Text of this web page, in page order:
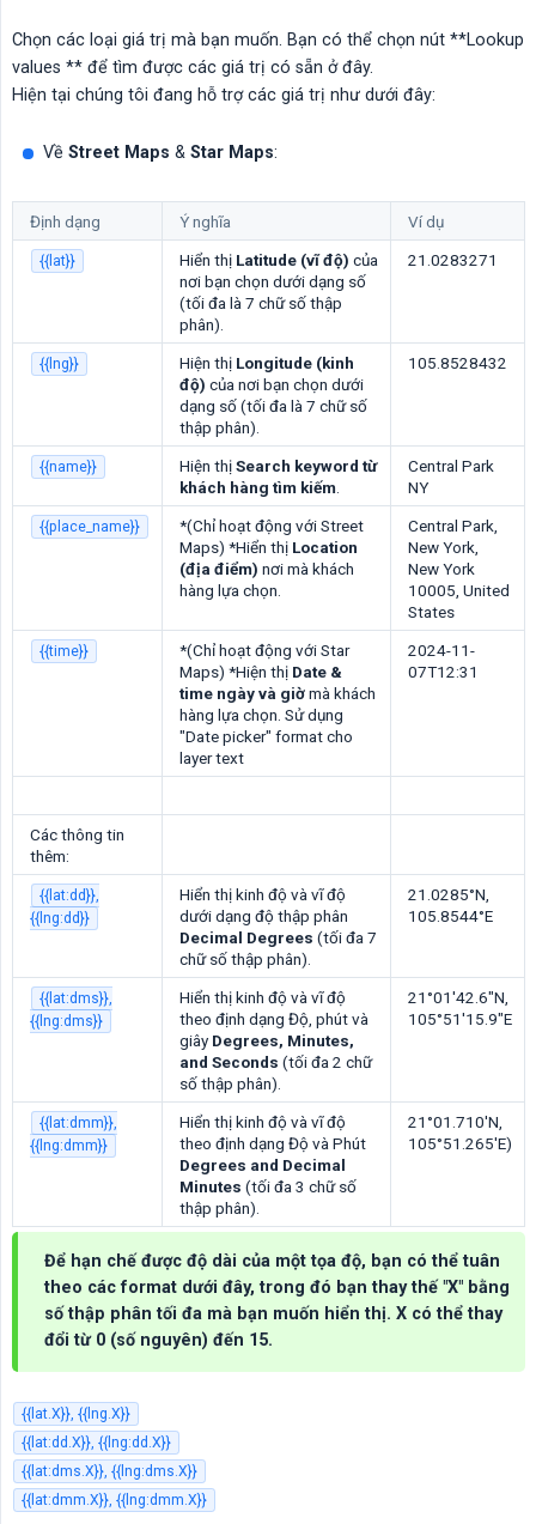
Chọn các loại giá trị mà bạn muốn. Bạn có thể chọn nút **Lookup
values ** để tìm được các giá trị có sẵn ở đây.
Hiện tại chúng tôi đang hỗ trợ các giá trị như dưới đây:
Về Street Maps & Star Maps:
Định dạng Ý nghĩa Ví dụ
{{lat}} Hiển thị Latitude (vĩ độ) của
nơi bạn chọn dưới dạng số
(tối đa là 7 chữ số thập
phân).
21.0283271
{{lng}} Hiện thị Longitude (kinh
độ) của nơi bạn chọn dưới
dạng số (tối đa là 7 chữ số
thập phân).
105.8528432
{{name}} Hiện thịSearch keyword từ
khách hàng tìm kiếm
Central Park
NY
{{place_name}}
*(Chỉ hoạt động với Street
Maps) *Hiển thị Location
(địa điểm) nơi mà khách
hàng lựa chọn.
Central Park,
New York,
New York
10005, United
States
{{time}}
*(Chỉ hoạt động với Star
Maps) *Hiện thị Date &
time ngày và giờmà khách
hàng lựa chọn. Sử dụng
"Date picker" format cho
layer text
2024-11-
07T12:31
Các thông tin
thêm:
{{lat:dd}},
{{lng:dd}}
Hiển thị kinh độ và vĩ độ
dưới dạng độ thập phân
Decimal Degrees (tối đa 7
chữ số thập phân).
21.0285°N,
105.8544°E
{{lat:dms}},
{{lng:dms}}
Hiển thị kinh độ và vĩ độ
theo định dạng Độ, phút và
giây Degrees, Minutes,
and Seconds (tối đa 2 chữ
số thập phân).
21°01'42.6"N,
105°51'15.9"E
{{lat:dmm}},
{{lng:dmm}}
Hiển thị kinh độ và vĩ độ
theo định dạng Độ và Phút
Degrees and Decimal
Minutes (tối đa 3 chữ số
thập phân).
21°01.710'N,
105°51.265'E)
Để hạn chế được độ dài của một tọa độ, bạn có thể tuân
theo các format dưới đây, trong đó bạn thay thế "X" bằng
số thập phân tối đa mà bạn muốn hiển thị. X có thể thay
đổi từ 0 (số nguyên) đến 15.
{{lat.X}}, {{lng.X}}
{{lat:dd.X}}, {{lng:dd.X}}
{{lat:dms.X}}, {{lng:dms.X}}
{{lat:dmm.X}}, {{lng:dmm.X}}